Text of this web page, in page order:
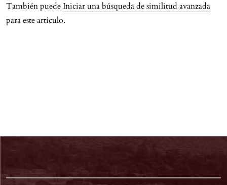
También puede Iniciar una búsqueda de similitud avanzada
para este artículo.